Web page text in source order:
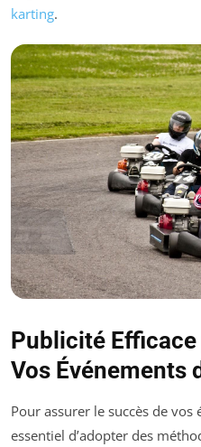
karting.
Publicité
Vos Événements
Pour assurer le succès de
essentiel d’adopter des